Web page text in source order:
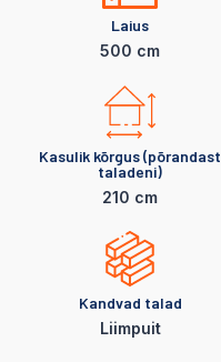
Laius
500 cm
Kasulik kõrgus (põrandast
taladeni)
210 cm
Kandvad talad
Liimpuit